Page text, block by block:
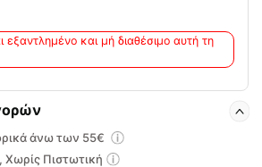
εξαντλημένο και μή διαθέσιμο αυτή τη
άνω των 55€
Χωρίς Πιστωτική